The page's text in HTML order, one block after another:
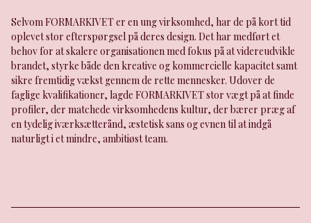
Selvom FORMARKIVET er en ung virksomhed, har de på kort tid
oplevet stor efterspørgsel på deres design. Det har medført et
behov for at skalere organisationen med fokus på at videreudvikle
brandet, styrke både den kreative og kommercielle kapacitet samt
sikre fremtidig vækst gennem de rette mennesker. Udover de
faglige kvalifikationer, lagde FORMARKIVET stor vægt på at finde
profiler, der matchede virksomhedens kultur, der bærer præg af
en tydelig iværksætterånd, æstetisk sans og evnen til at indgå
naturligt i et mindre, ambitiøst team.